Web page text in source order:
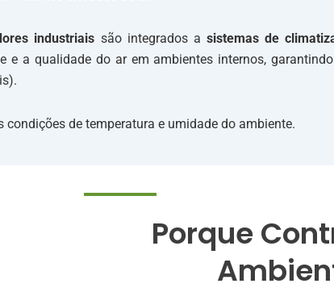
industriais são integrados a sistemas de
e a qualidade do ar em ambientes internos,
de temperatura e umidade do ambiente.
Porque